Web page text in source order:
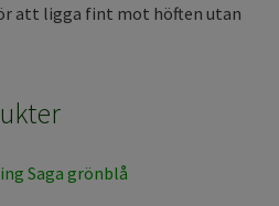
att ligga fint mot höften utan